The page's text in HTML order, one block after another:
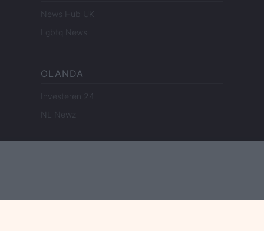
News Hub UK
Lgbtq News
OLANDA
Investeren 24
NL Newz